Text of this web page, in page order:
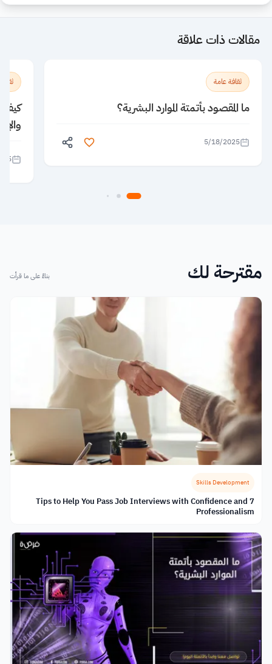
مقالات ذات علاقة
ثقافة عامة
ما المقصود بأتمتة الموارد البشرية؟
5/18/2025
كيف
مقترحة لك بناءً على ما قرأت
Skills Development
7 Tips to Help You Pass Job Interviews with Confidence and
Professionalism